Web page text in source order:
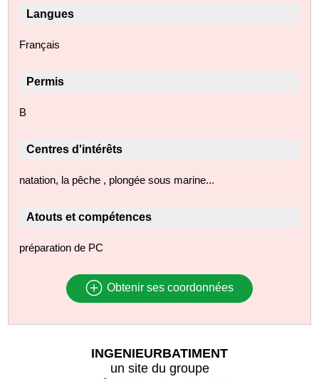
Langues
Français
Permis
B
Centres d'intérêts
natation, la pêche , plongée sous marine...
Atouts et compétences
préparation de PC
Obtenir ses coordonnées
INGENIEURBATIMENT
un site du groupe